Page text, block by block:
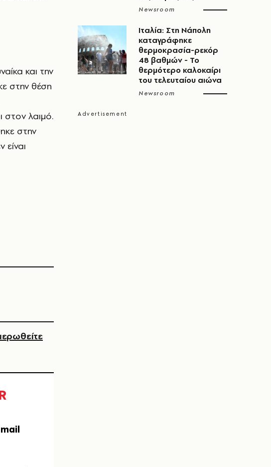
και την
στην θέση
λαιμό.
στην
Newsroom
Ιταλία: Στη Νάπολη
καταγράφηκε
θερμοκρασία-ρεκόρ
48 βαθμών - To
θερμότερο καλοκαίρι
του τελευταίου αιώνα
Newsroom